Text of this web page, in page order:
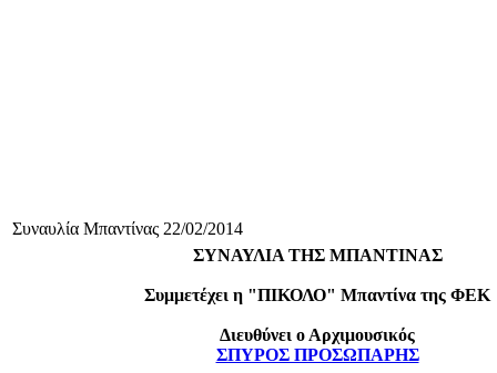
Συναυλία Μπαντίνας 22/02/2014
ΣΥΝΑΥΛΙΑ TΗΣ ΜΠΑΝΤΙΝΑΣ
Συμμετέχει η "ΠΙΚΟΛΟ" Μπαντίνα της ΦΕΚ
Διευθύνει ο Αρχιμουσικός
ΣΠΥΡΟΣ ΠΡΟΣΩΠΑΡΗΣ